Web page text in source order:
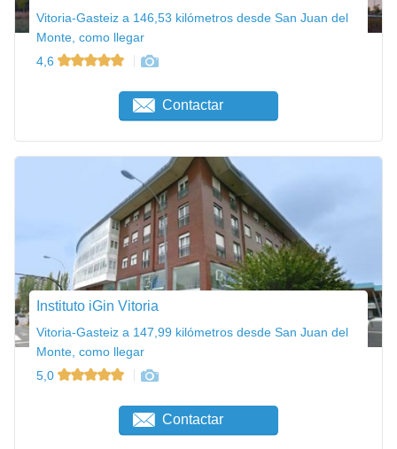
Vitoria-Gasteiz a 146,53 kilómetros desde San Juan del
Monte, como llegar
4,6
Contactar
Instituto iGin Vitoria
Vitoria-Gasteiz a 147,99 kilómetros desde San Juan del
Monte, como llegar
5,0
Contactar